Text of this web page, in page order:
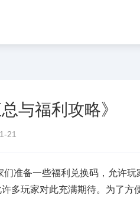
与福利攻略》
21
准备一些福利兑换码，允许玩
多玩家对此充满期待。为了方